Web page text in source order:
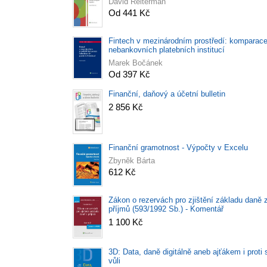
Od 441 Kč
Fintech v mezinárodním prostředí: komparace
nebankovních platebních institucí
Marek Bočánek
Od 397 Kč
Finanční, daňový a účetní bulletin
2 856 Kč
Finanční gramotnost - Výpočty v Excelu
Zbyněk Bárta
612 Kč
Zákon o rezervách pro zjištění základu daně z
příjmů (593/1992 Sb.) - Komentář
1 100 Kč
3D: Data, daně digitálně aneb ajťákem i proti
vůli